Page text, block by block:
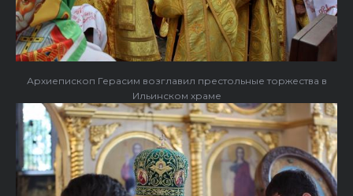
Архиепископ Герасим возглавил престольные торжества в
Ильинском храме